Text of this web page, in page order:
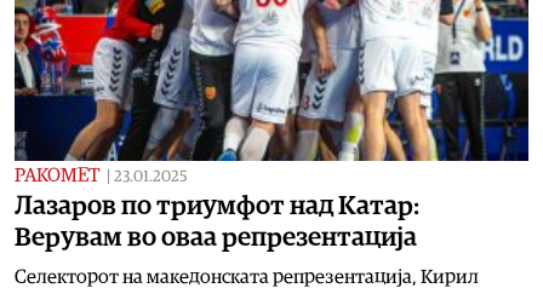
РАКОМЕТ 23.01.2025
Лазаров по триумфот над Катар:
Верувам во оваа репрезентација
Селекторот на македонската репрезентација, Кирил